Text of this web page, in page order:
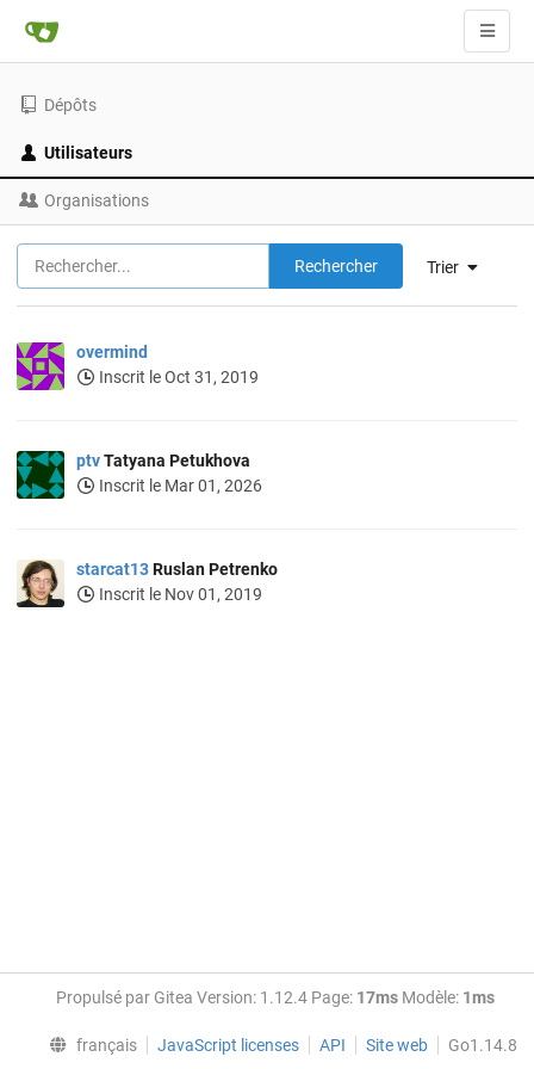
Dépôts
Utilisateurs
Organisations
Trier
Rechercher
overmind
Inscrit le Oct 31, 2019
ptvTatyana Petukhova
Inscrit le Mar 01, 2026
starcat13Ruslan Petrenko
Inscrit le Nov 01, 2019
Propulsé par Gitea Version: 1.12.4 Page: 17ms Modèle: 1ms
français JavaScript licenses API Site web Go1.14.8